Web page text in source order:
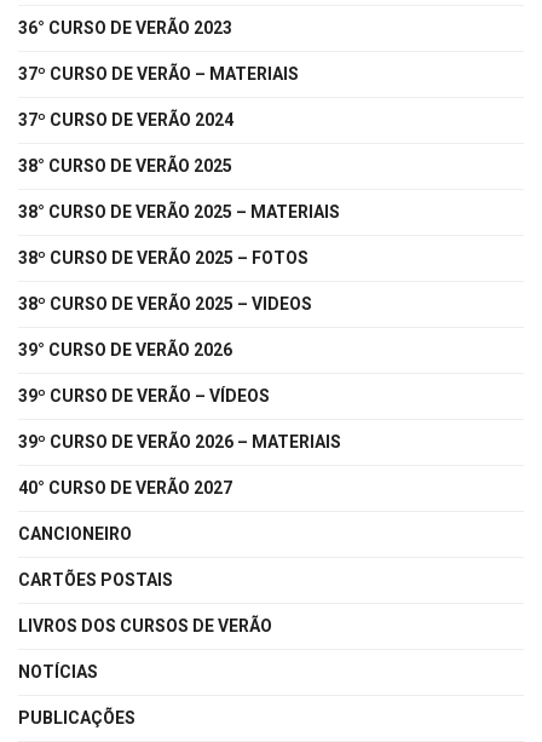
36° CURSO DE VERÃO 2023
37º CURSO DE VERÃO – MATERIAIS
37º CURSO DE VERÃO 2024
38° CURSO DE VERÃO 2025
38° CURSO DE VERÃO 2025 – MATERIAIS
38º CURSO DE VERÃO 2025 – FOTOS
38º CURSO DE VERÃO 2025 – VIDEOS
39° CURSO DE VERÃO 2026
39º CURSO DE VERÃO – VÍDEOS
39º CURSO DE VERÃO 2026 – MATERIAIS
40° CURSO DE VERÃO 2027
CANCIONEIRO
CARTÕES POSTAIS
LIVROS DOS CURSOS DE VERÃO
NOTÍCIAS
PUBLICAÇÕES